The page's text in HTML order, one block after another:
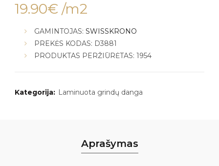
19.90€ /m2
GAMINTOJAS: SWISSKRONO
PREKĖS KODAS: D3881
PRODUKTAS PERŽIŪRĖTAS: 1954
Kategorija: Laminuota grindų danga
Aprašymas